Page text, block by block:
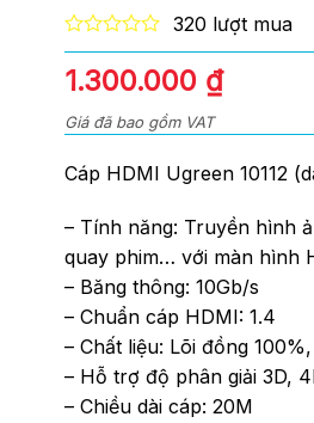
0
out
of
320 lượt mua
Giá
gốc
là:
1.500.000 ₫.
1.300.000 ₫Giá
tại
là:
Giá đã bao gồm VAT
Cáp HDMI Ugreen 10112
– Tính năng: Truyền hình
quay phim… với màn hình
– Băng thông: 10Gb/s
– Chuẩn cáp HDMI: 1.4
– Chất liệu: Lõi đồng
– Hỗ trợ độ phân giải 3D,
– Chiều dài cáp: 20M